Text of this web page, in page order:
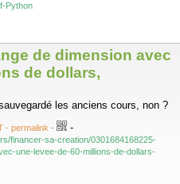
Python
de dimension avec
de dollars,
les anciens cours, non ?
- permalink - -
financer-sa-creation/0301684168225-
une-levee-de-60-millions-de-dollars-